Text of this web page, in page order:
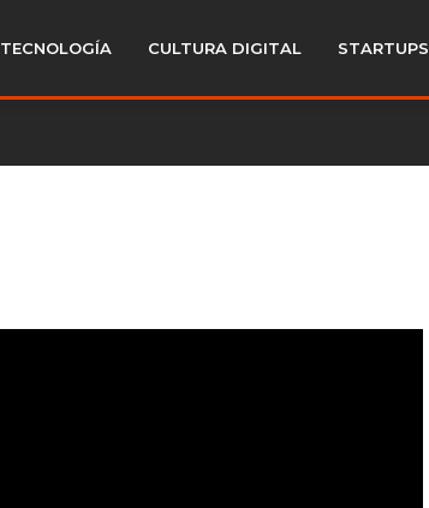
TECNOLOGÍA CULTURA DIGITAL STARTUPS